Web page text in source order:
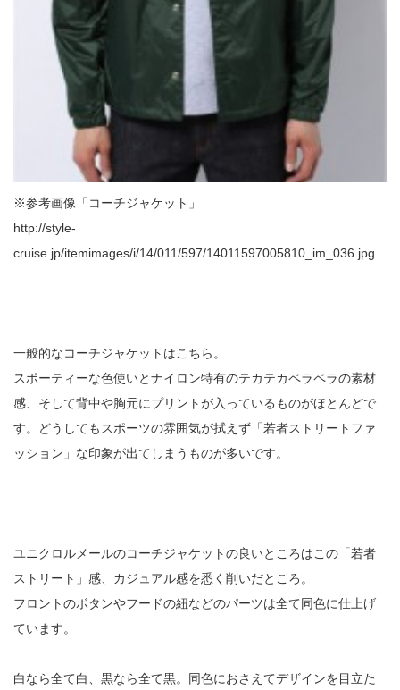
※参考画像「コーチジャケット」
http://style-
cruise.jp/itemimages/i/14/011/597/14011597005810_im_036.jpg
一般的なコーチジャケットはこちら。
スポーティーな色使いとナイロン特有のテカテカペラペラの素材
感、そして背中や胸元にプリントが入っているものがほとんどで
す。どうしてもスポーツの雰囲気が拭えず「若者ストリートファ
ッション」な印象が出てしまうものが多いです。
ユニクロルメールのコーチジャケットの良いところはこの「若者
ストリート」感、カジュアル感を悉く削いだところ。
フロントのボタンやフードの紐などのパーツは全て同色に仕上げ
ています。
白なら全て白、黒なら全て黒。同色におさえてデザインを目立た